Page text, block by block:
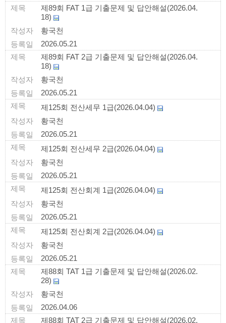
제89회 FAT 1급 기출문제 및 답안해설(2026.04.
18)
황국천
2026.05.21
제89회 FAT 2급 기출문제 및 답안해설(2026.04.
18)
황국천
2026.05.21
제125회 전산세무 1급(2026.04.04)
황국천
2026.05.21
제125회 전산세무 2급(2026.04.04)
황국천
2026.05.21
제125회 전산회계 1급(2026.04.04)
황국천
2026.05.21
제125회 전산회계 2급(2026.04.04)
황국천
2026.05.21
제88회 TAT 1급 기출문제 및 답안해설(2026.02.
28)
황국천
2026.04.06
제88회 TAT 2급 기출문제 및 답안해설(2026.02.